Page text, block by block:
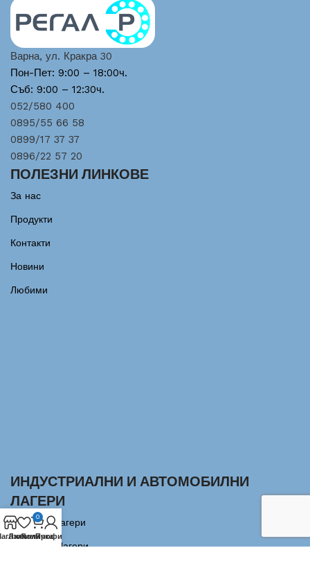
Варна, ул. Кракра 30
Пон-Пет: 9:00 – 18:00ч.
Съб: 9:00 – 12:30ч.
052/580 400
0895/55 66 58
0899/17 37 37
0896/22 57 20
ПОЛЕЗНИ ЛИНКОВЕ
За нас
Продукти
Контакти
Новини
Любими
ИНДУСТРИАЛНИ И АВТОМОБИЛНИ
ЛАГЕРИ
Сачмени лагери
Аксиални Лагери
Любими
0
Количка
Профил